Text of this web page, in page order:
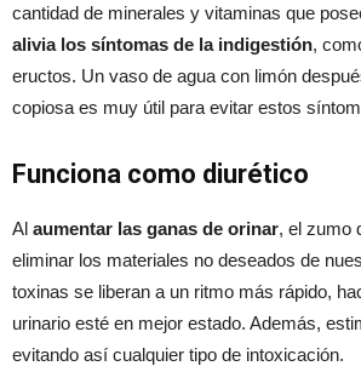
cantidad de minerales y vitaminas que
alivia los síntomas de la indigestión,
eructos. Un vaso de agua con limón
copiosa es muy útil para evitar estos
Funciona como diurético
Al aumentar las ganas de orinar, el zumo
eliminar los materiales no deseados de
toxinas se liberan a un ritmo más rápido,
urinario esté en mejor estado. Además,
evitando así cualquier tipo de intoxicación.